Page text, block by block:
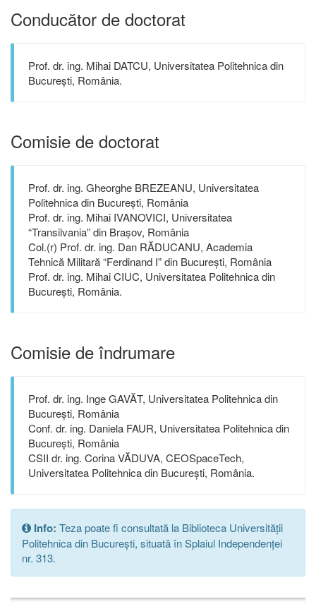
Conducător de doctorat
Prof. dr. ing. Mihai DATCU, Universitatea Politehnica din
București, România.
Comisie de doctorat
Prof. dr. ing. Gheorghe BREZEANU, Universitatea
Politehnica din București, România
Prof. dr. ing. Mihai IVANOVICI, Universitatea
“Transilvania” din Brașov, România
Col.(r) Prof. dr. ing. Dan RĂDUCANU, Academia
Tehnică Militară “Ferdinand I” din București, România
Prof. dr. ing. Mihai CIUC, Universitatea Politehnica din
București, România.
Comisie de îndrumare
Prof. dr. ing. Inge GAVĂT, Universitatea Politehnica din
București, România
Conf. dr. ing. Daniela FAUR, Universitatea Politehnica din
București, România
CSII dr. ing. Corina VĂDUVA, CEOSpaceTech,
Universitatea Politehnica din București, România.
Info: Teza poate fi consultată la Biblioteca Universității
Politehnica din București, situată în Splaiul Independenței
nr. 313.